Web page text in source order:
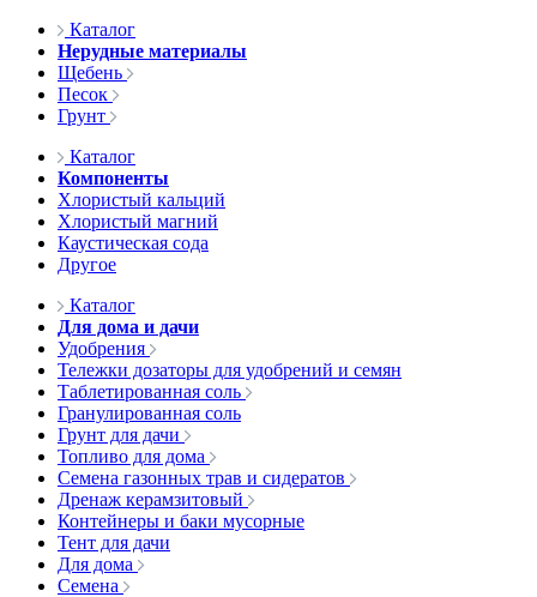
Каталог
Нерудные материалы
Щебень
Песок
Грунт
Каталог
Компоненты
Хлористый кальций
Хлористый магний
Каустическая сода
Другое
Каталог
Для дома и дачи
Удобрения
Тележки дозаторы для удобрений и семян
Таблетированная соль
Гранулированная соль
Грунт для дачи
Топливо для дома
Семена газонных трав и сидератов
Дренаж керамзитовый
Контейнеры и баки мусорные
Тент для дачи
Для дома
Семена